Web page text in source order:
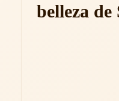
belleza de